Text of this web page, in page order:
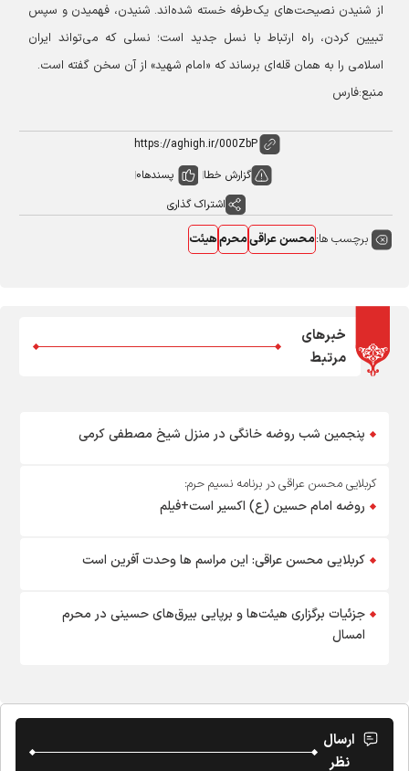
از شنیدن نصیحت‌های یک‌طرفه خسته شده‌اند. شنیدن، فهمیدن و سپس
تبیین کردن، راه ارتباط با نسل جدید است؛ نسلی که می‌تواند ایران
اسلامی را به همان قله‌ای برساند که «امام شهید» از آن سخن گفته است.
منبع:فارس
گزارش خطا پسندها0
اشتراک گذاری
برچسب ها:محسن عراقیمحرمهیئت
خبرهای
مرتبط
پنجمین شب روضه خانگی در منزل شیخ مصطفی کرمی
کربلایی محسن عراقی در برنامه نسیم حرم:
روضه امام حسین (ع) اکسیر است+فیلم
کربلایی محسن عراقی: این مراسم ها وحدت آفرین است
جزئیات برگزاری هیئت‌ها و برپایی بیرق‌های حسینی در محرم
امسال
ارسال
نظر